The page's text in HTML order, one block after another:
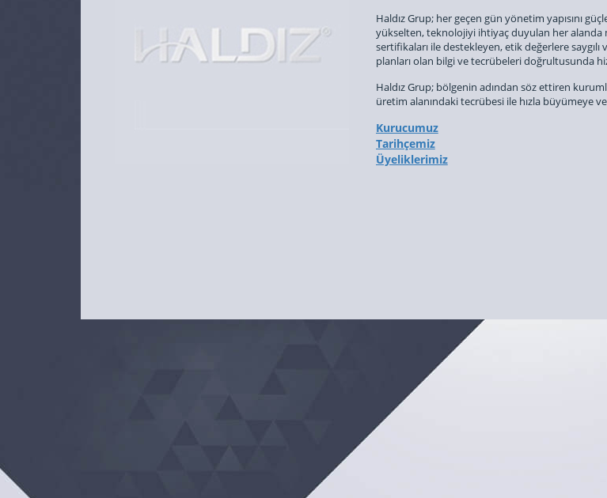
Haldız Grup; her geçen gün yönetim yapısını
yükselten, teknolojiyi ihtiyaç duyulan her alanda
sertifikaları ile destekleyen, etik değerlere
planları olan bilgi ve tecrübeleri doğrultusunda
Haldız Grup; bölgenin adından söz ettiren
üretim alanındaki tecrübesi ile hızla büyümeye
Kurucumuz
Tarihçemiz
Üyeliklerimiz